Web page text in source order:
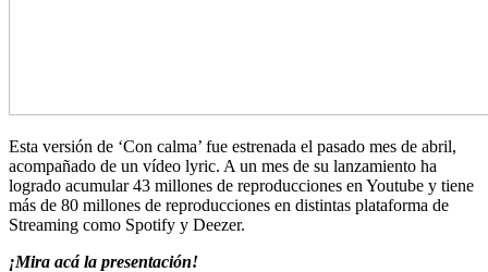
Esta versión de ‘Con calma’ fue estrenada el pasado mes de abril,
acompañado de un vídeo lyric. A un mes de su lanzamiento ha
logrado acumular 43 millones de reproducciones en Youtube y tiene
más de 80 millones de reproducciones en distintas plataforma de
Streaming como Spotify y Deezer.
¡Mira acá la presentación!